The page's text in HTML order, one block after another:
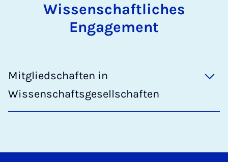
Wissenschaftliches
Engagement
Mitgliedschaften in
Wissenschaftsgesellschaften